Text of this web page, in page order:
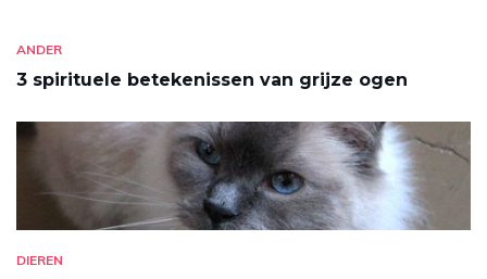
ANDER
3 spirituele betekenissen van grijze ogen
DIEREN